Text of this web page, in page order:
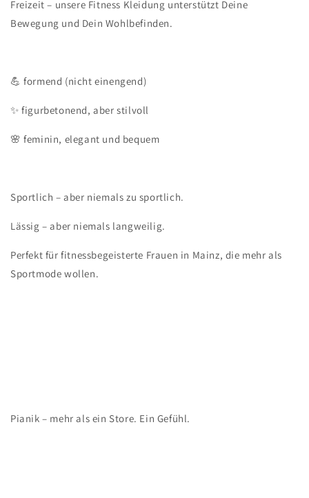
Freizeit – unsere Fitness Kleidung unterstützt Deine
Bewegung und Dein Wohlbefinden.
💪 formend (nicht einengend)
✨ figurbetonend, aber stilvoll
🌸 feminin, elegant und bequem
Sportlich – aber niemals zu sportlich.
Lässig – aber niemals langweilig.
Perfekt für fitnessbegeisterte Frauen in Mainz, die mehr als
Sportmode wollen.
Pianik – mehr als ein Store. Ein Gefühl.